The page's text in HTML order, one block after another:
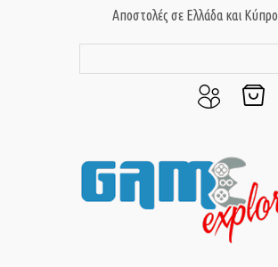
Αποστολές σε Ελλάδα και Κύπρο
μου